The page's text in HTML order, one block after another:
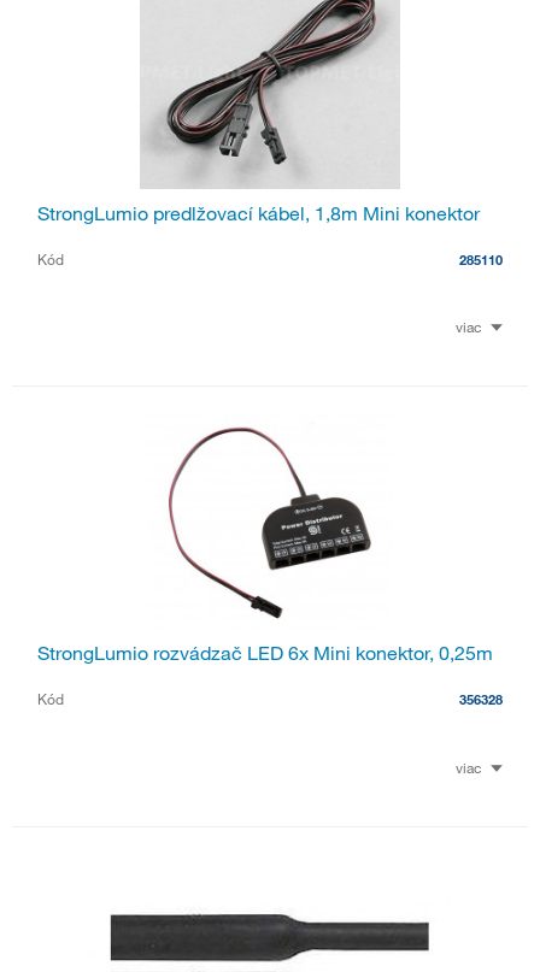
StrongLumio predlžovací kábel, 1,8m Mini konektor
Kód 285110
viac
StrongLumio rozvádzač LED 6x Mini konektor, 0,25m
Kód 356328
viac